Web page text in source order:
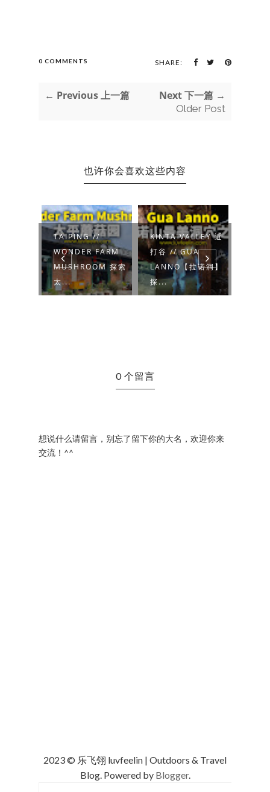
0 COMMENTS SHARE:
← Previous 上一篇 Next 下一篇 →
Older Post
也许你会喜欢这些内容
TAIPING //
WONDER FARM
MUSHROOM 探索
太...
KINTA VALLEY 近
打谷 // GUA
LANNO【拉诺洞】
探...
0 个留言
想说什么请留言，别忘了留下你的大名，欢迎你来
交流！^^
2023 © 乐飞翎 luvfeelin | Outdoors & Travel
Blog. Powered by Blogger.